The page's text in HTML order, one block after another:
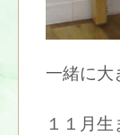
一緒に大
１１月